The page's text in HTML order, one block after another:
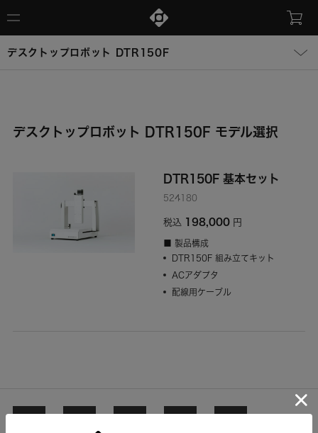
デスクトップロボット DTR150F
デスクトップロボット DTR150F モデル選択
DTR150F 基本セット
524180
税込 198,000 円
■ 製品構成
DTR150F 組み立てキット
ACアダプタ
配線用ケーブル